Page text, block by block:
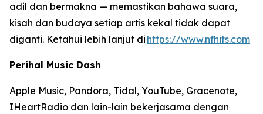
adil dan bermakna — memastikan bahawa suara,
kisah dan budaya setiap artis kekal tidak dapat
diganti. Ketahui lebih lanjut di https://www.nfhits.com
Perihal Music Dash
Apple Music, Pandora, Tidal, YouTube, Gracenote,
IHeartRadio dan lain-lain bekerjasama dengan